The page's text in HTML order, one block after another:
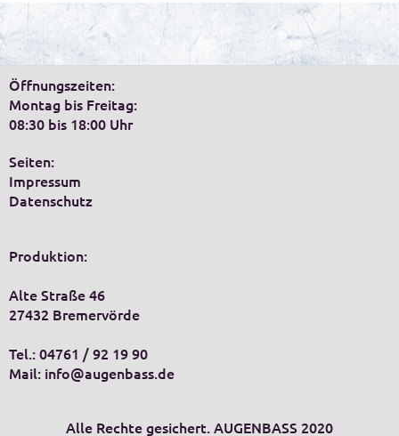
Öffnungszeiten:
Montag bis Freitag:
08:30 bis 18:00 Uhr
Seiten:
Impressum
Datenschutz
Produktion:
Alte Straße 46
27432 Bremervörde
Tel.: 04761 / 92 19 90
Mail: info@augenbass.de
Alle Rechte gesichert. AUGENBASS 2020